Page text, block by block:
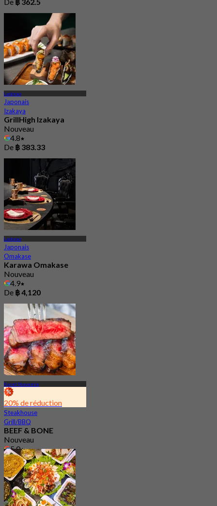
De ฿ 362.5
Ladprao
Japonais
Izakaya
GrillHigh Izakaya
Nouveau
4.8
De ฿ 383.33
Ladprao
Japonais
Omakase
Karawa Omakase
Nouveau
4.9
De ฿ 4,120
Kaset Nawamin
20% de réduction
Steakhouse
Grill/BBQ
BEEF & BONE
Nouveau
5.0
De฿ 864.75